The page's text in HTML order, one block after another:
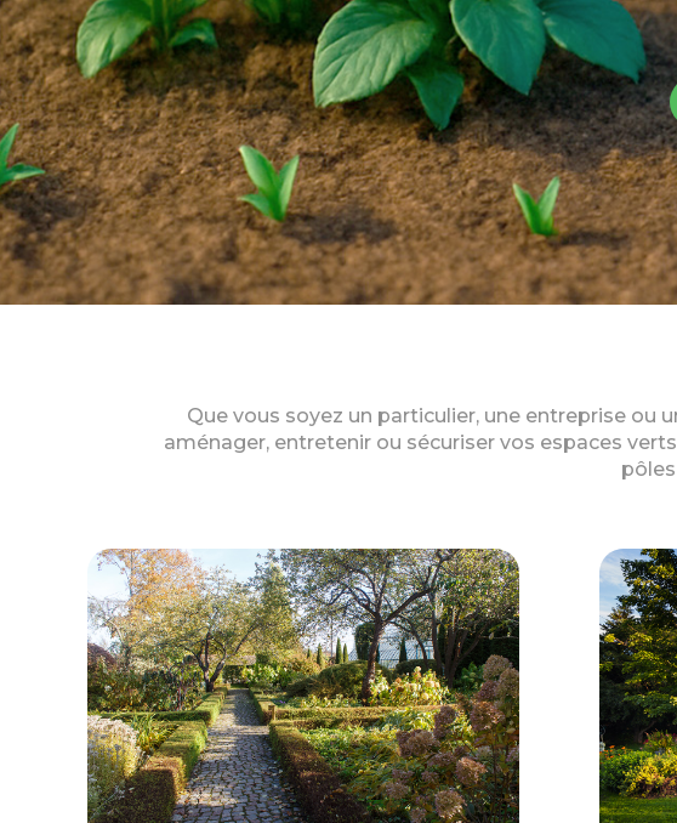
Que vous soyez un particulier, une entreprise ou
aménager, entretenir ou sécuriser vos espaces